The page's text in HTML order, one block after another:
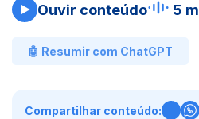
Ouvir conteúdo 5
🤖 Resumir com ChatGPT
Compartilhar conteúdo: